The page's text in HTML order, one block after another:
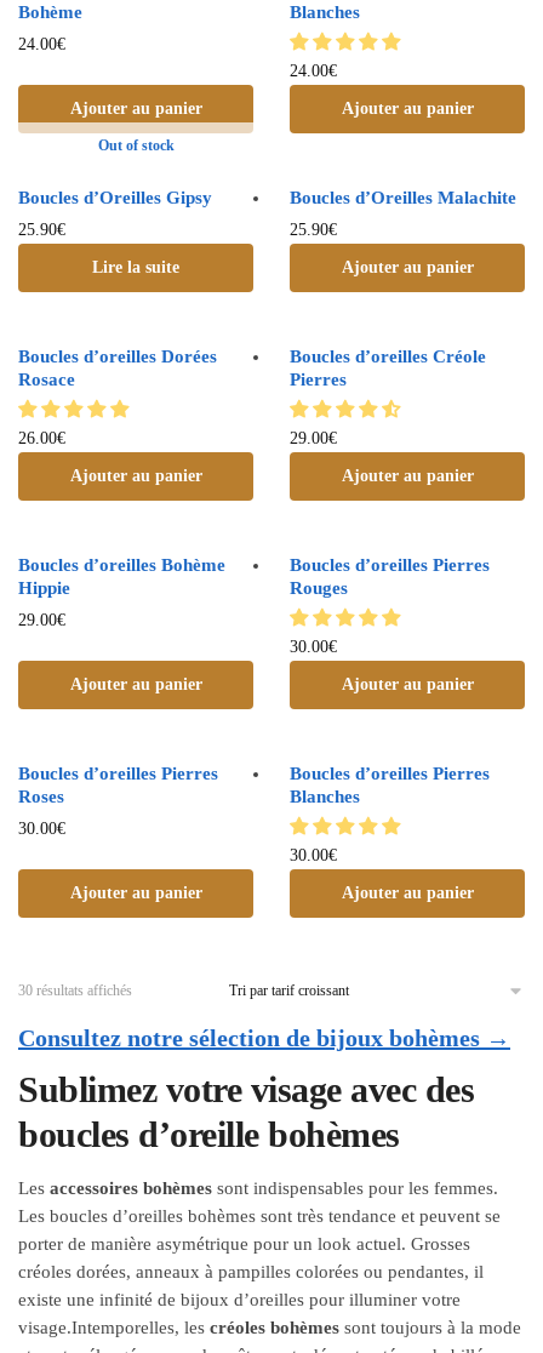
Bohème
24.00€
Ajouter au panier
Blanches
24.00€
Ajouter au panier
Out of stock
Boucles d’Oreilles Gipsy
25.90€
Lire la suite
Boucles d’Oreilles Malachite
25.90€
Ajouter au panier
Boucles d’oreilles Dorées
Rosace
26.00€
Ajouter au panier
Boucles d’oreilles Créole
Pierres
29.00€
Ajouter au panier
Boucles d’oreilles Bohème
Hippie
29.00€
Ajouter au panier
Boucles d’oreilles Pierres
Rouges
30.00€
Ajouter au panier
Boucles d’oreilles Pierres
Roses
30.00€
Ajouter au panier
Boucles d’oreilles Pierres
Blanches
30.00€
Ajouter au panier
30 résultats affichés
Consultez notre sélection de bijoux bohèmes →
Sublimez votre visage avec des
boucles d’oreille bohèmes
Les accessoires bohèmes sont indispensables pour les femmes.
Les boucles d’oreilles bohèmes sont très tendance et peuvent se
porter de manière asymétrique pour un look actuel. Grosses
créoles dorées, anneaux à pampilles colorées ou pendantes, il
existe une infinité de bijoux d’oreilles pour illuminer votre
visage.Intemporelles, les créoles bohèmes sont toujours à la mode